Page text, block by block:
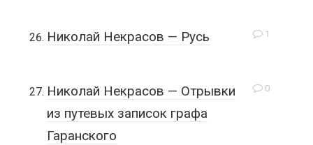
1
Николай Некрасов — Русь
0
Николай Некрасов — Отрывки
из путевых записок графа
Гаранского